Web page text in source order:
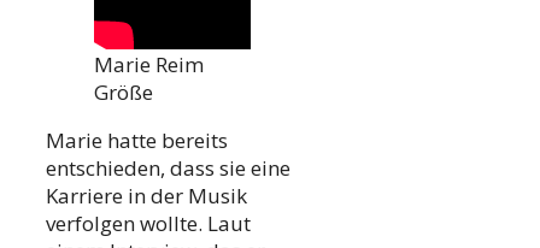
Marie Reim
Größe
Marie hatte bereits
entschieden, dass sie eine
Karriere in der Musik
verfolgen wollte. Laut